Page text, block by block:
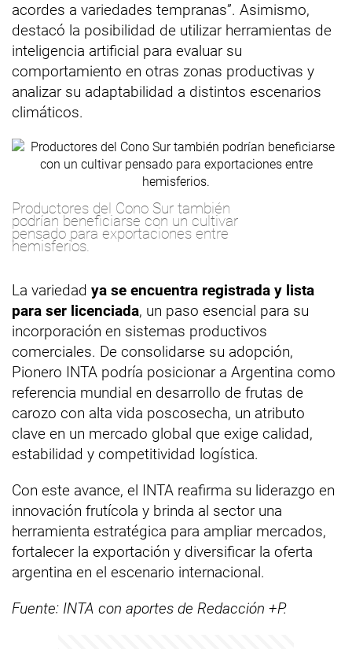
acordes a variedades tempranas”. Asimismo,
destacó la posibilidad de utilizar herramientas de
inteligencia artificial para evaluar su
comportamiento en otras zonas productivas y
analizar su adaptabilidad a distintos escenarios
climáticos.
Productores del Cono Sur también
podrían beneficiarse con un cultivar
pensado para exportaciones entre
hemisferios.
La variedad ya se encuentra registrada y lista
para ser licenciada, un paso esencial para su
incorporación en sistemas productivos
comerciales. De consolidarse su adopción,
Pionero INTA podría posicionar a Argentina como
referencia mundial en desarrollo de frutas de
carozo con alta vida poscosecha, un atributo
clave en un mercado global que exige calidad,
estabilidad y competitividad logística.
Con este avance, el INTA reafirma su liderazgo en
innovación frutícola y brinda al sector una
herramienta estratégica para ampliar mercados,
fortalecer la exportación y diversificar la oferta
argentina en el escenario internacional.
Fuente: INTA con aportes de Redacción +P.